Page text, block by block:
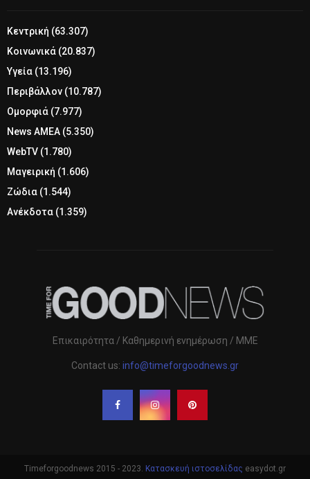
Κεντρική (63.307)
Κοινωνικά (20.837)
Υγεία (13.196)
Περιβάλλον (10.787)
Ομορφιά (7.977)
News ΑΜΕΑ (5.350)
WebTV (1.780)
Μαγειρική (1.606)
Ζώδια (1.544)
Ανέκδοτα (1.359)
Επικαιρότητα / Καθημερινή ενημέρωση / ΜΜΕ
Contact us: info@timeforgoodnews.gr
Timeforgoodnews 2015 - 2023. Κατασκευή ιστοσελίδας easydot.gr